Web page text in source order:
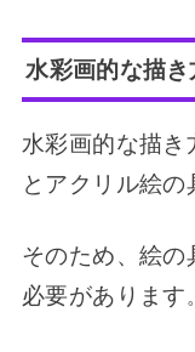
水彩画的な描き
水彩画的な描き
とアクリル絵の
そのため、絵の
必要があります 。